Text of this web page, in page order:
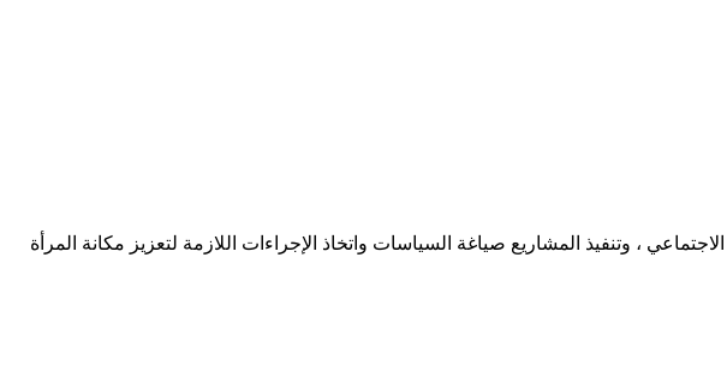
على الأدلة حول قضايا النوع الاجتماعي ، وتنفيذ المشاريع صياغة السياسات واتخاذ الإجراءات اللازمة لتعزيز مكانة المرأة